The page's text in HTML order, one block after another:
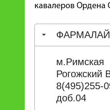
кавалеров Ордена
м.Римская
Рогожский
8(495)255-
доб.04